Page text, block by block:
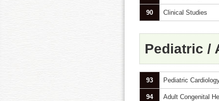
90 Clinical Studies
Pediatric /
93 Pediatric
94 Adult Congenital